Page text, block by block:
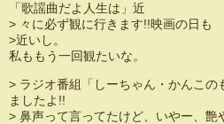
「歌謡曲だよ人生は」近
> 々に必ず観に行きます!!映画の日も
>近いし。
私ももう一回観たいな。
> ラジオ番組「しーちゃん・かんこの
ましたよ!!
> 鼻声って言ってたけど、いやー、艶